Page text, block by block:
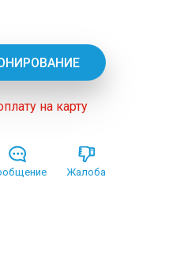
на карту
Жалоба